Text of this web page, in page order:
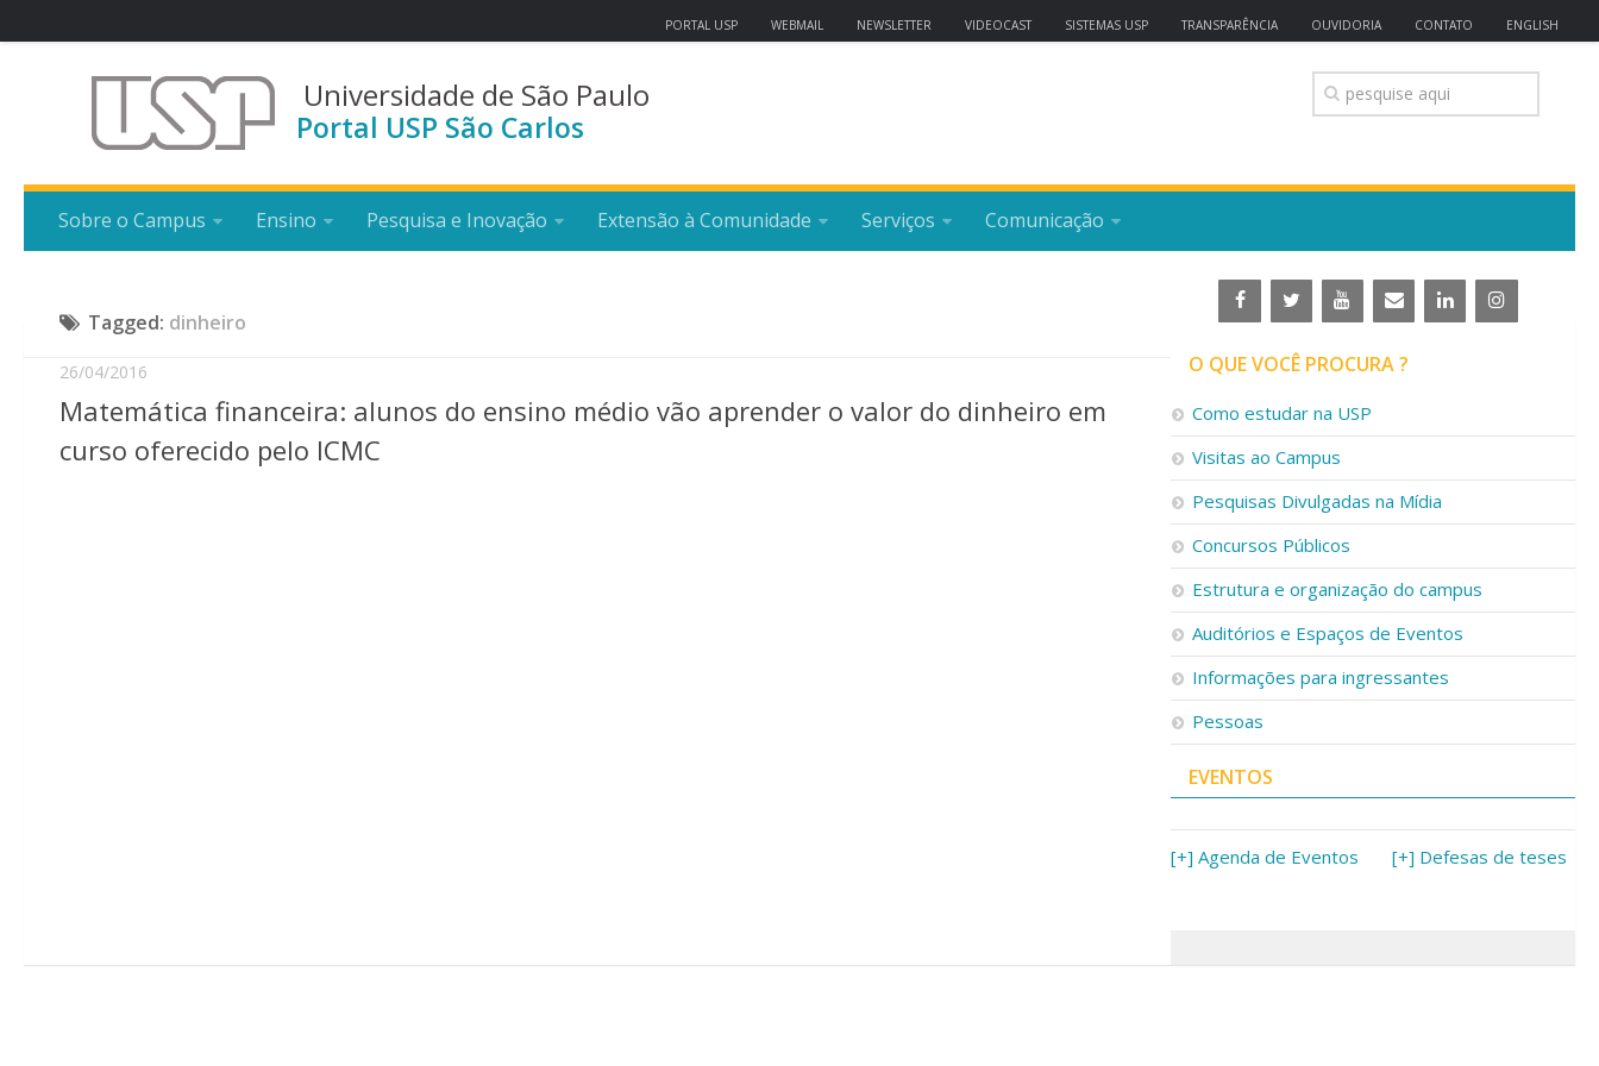
PORTAL USP WEBMAIL NEWSLETTER VIDEOCAST SISTEMAS USP TRANSPARÊNCIA OUVIDORIA CONTATO ENGLISH
Universidade de São Paulo
Portal USP São Carlos
Sobre o Campus Ensino Pesquisa e Inovação Extensão à Comunidade Serviços Comunicação
Tagged: dinheiro
26/04/2016
Matemática financeira: alunos do ensino médio vão aprender o valor do dinheiro em
curso oferecido pelo ICMC
O QUE VOCÊ PROCURA ?
Como estudar na USP
Visitas ao Campus
Pesquisas Divulgadas na Mídia
Concursos Públicos
Estrutura e organização do campus
Auditórios e Espaços de Eventos
Informações para ingressantes
Pessoas
EVENTOS
[+] Agenda de Eventos [+] Defesas de teses